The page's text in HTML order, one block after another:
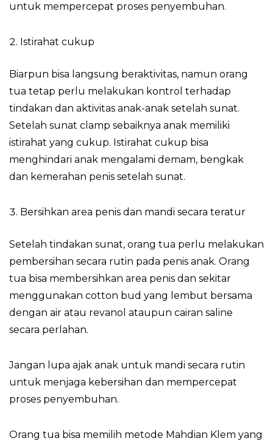
untuk mempercepat proses penyembuhan.
Istirahat cukup
Biarpun bisa langsung beraktivitas, namun orang
tua tetap perlu melakukan kontrol terhadap
tindakan dan aktivitas anak-anak setelah sunat.
Setelah sunat clamp sebaiknya anak memiliki
istirahat yang cukup. Istirahat cukup bisa
menghindari anak mengalami demam, bengkak
dan kemerahan penis setelah sunat.
Bersihkan area penis dan mandi secara teratur
Setelah tindakan sunat, orang tua perlu melakukan
pembersihan secara rutin pada penis anak. Orang
tua bisa membersihkan area penis dan sekitar
menggunakan cotton bud yang lembut bersama
dengan air atau revanol ataupun cairan saline
secara perlahan.
Jangan lupa ajak anak untuk mandi secara rutin
untuk menjaga kebersihan dan mempercepat
proses penyembuhan.
Orang tua bisa memilih metode Mahdian Klem yang